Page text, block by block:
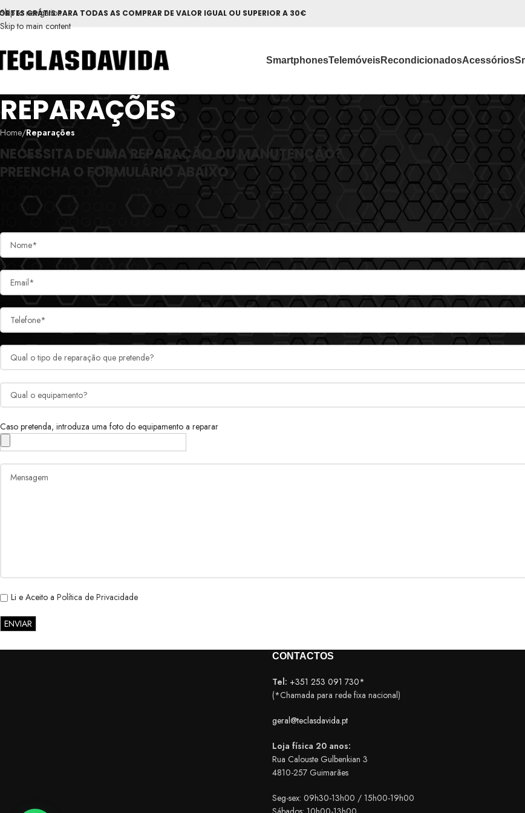
Skip to navigation
Skip to main content
GRÁTIS PARA TODAS AS COMPRAR DE VALOR IGUAL OU SUPERIOR A 30€
SmartphonesTelemóveisRecondicionadosAcessórios
REPARAÇÕES
Home/Reparações
NECESSITA DE UMA REPARAÇÃO OU MANUTENÇÃO?
PREENCHA O FORMULÁRIO ABAIXO
Caso pretenda, introduza uma foto do equipamento a reparar
Li e Aceito a Política de Privacidade
CONTACTOS
Tel: +351 253 091 730*
(*Chamada para rede fixa nacional)
geral@teclasdavida.pt
Loja física 20 anos:
Rua Calouste Gulbenkian 3
4810-257 Guimarães
Seg-sex: 09h30-13h00 / 15h00-19h00